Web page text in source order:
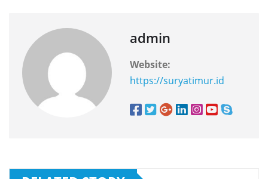
admin
Website:
https://suryatimur.id